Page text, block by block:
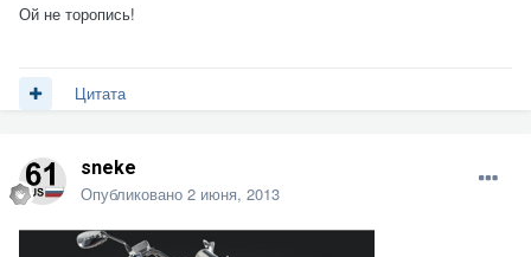
Ой не торопись!
Цитата
sneke
Опубликовано 2 июня, 2013